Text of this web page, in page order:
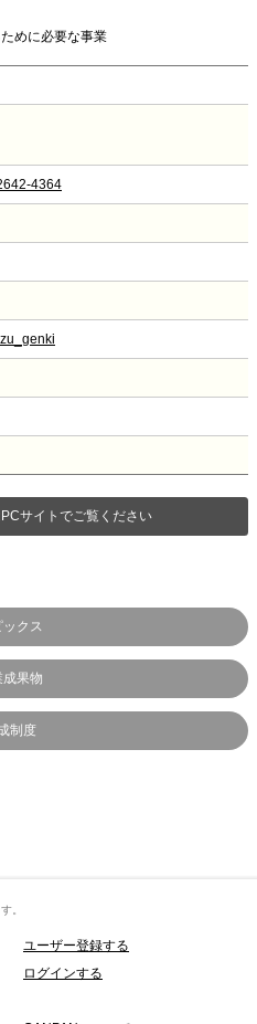
めに必要な事業
4364
サイトでご覧ください
ックス
成果物
制度
。
ユーザー登録する
ログインする